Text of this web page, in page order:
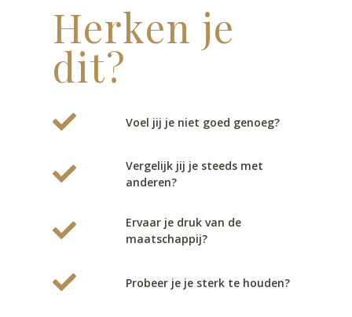
Herken je
dit?
Voel jij je niet goed genoeg?
Vergelijk jij je steeds met
anderen?
Ervaar je druk van de
maatschappij?
Probeer je je sterk te houden?